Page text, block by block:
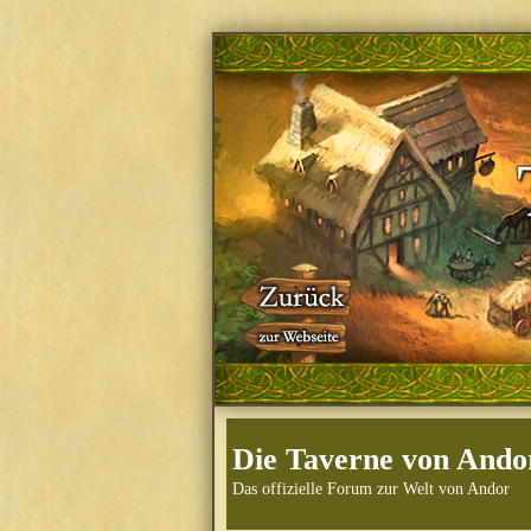
Die Taverne von
Das offizielle Forum zur Welt von Andor